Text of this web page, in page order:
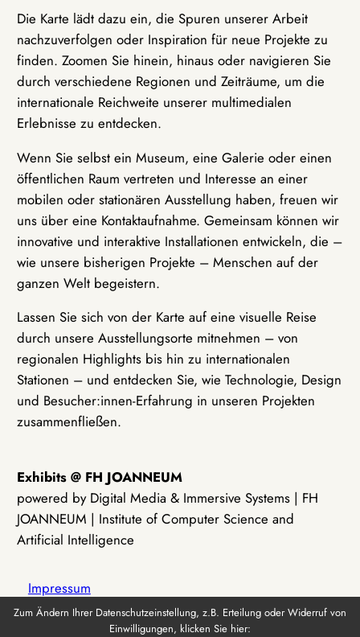
Die Karte lädt dazu ein, die Spuren unserer Arbeit
nachzuverfolgen oder Inspiration für neue Projekte zu
finden. Zoomen Sie hinein, hinaus oder navigieren Sie
durch verschiedene Regionen und Zeiträume, um die
internationale Reichweite unserer multimedialen
Erlebnisse zu entdecken.
Wenn Sie selbst ein Museum, eine Galerie oder einen
öffentlichen Raum vertreten und Interesse an einer
mobilen oder stationären Ausstellung haben, freuen wir
uns über eine Kontaktaufnahme. Gemeinsam können wir
innovative und interaktive Installationen entwickeln, die –
wie unsere bisherigen Projekte – Menschen auf der
ganzen Welt begeistern.
Lassen Sie sich von der Karte auf eine visuelle Reise
durch unsere Ausstellungsorte mitnehmen – von
regionalen Highlights bis hin zu internationalen
Stationen – und entdecken Sie, wie Technologie, Design
und Besucher:innen-Erfahrung in unseren Projekten
zusammenfließen.
Exhibits @ FH JOANNEUM
powered by Digital Media & Immersive Systems | FH
JOANNEUM | Institute of Computer Science and
Artificial Intelligence
Impressum
Zum Ändern Ihrer Datenschutzeinstellung, z.B. Erteilung oder Widerruf von
Einwilligungen, klicken Sie hier: